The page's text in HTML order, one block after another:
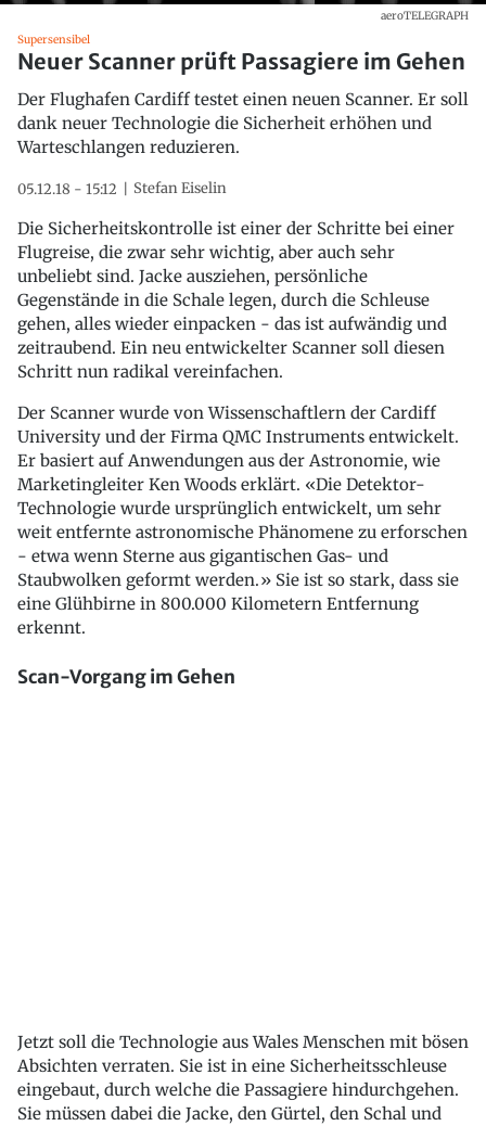
aeroTELEGRAPH
Supersensibel
Neuer Scanner prüft Passagiere im Gehen
Der Flughafen Cardiff testet einen neuen Scanner. Er soll
dank neuer Technologie die Sicherheit erhöhen und
Warteschlangen reduzieren.
05.12.18 - 15:12 Stefan Eiselin
Die Sicherheitskontrolle ist einer der Schritte bei einer
Flugreise, die zwar sehr wichtig, aber auch sehr
unbeliebt sind. Jacke ausziehen, persönliche
Gegenstände in die Schale legen, durch die Schleuse
gehen, alles wieder einpacken - das ist aufwändig und
zeitraubend. Ein neu entwickelter Scanner soll diesen
Schritt nun radikal vereinfachen.
Der Scanner wurde von Wissenschaftlern der Cardiff
University und der Firma QMC Instruments entwickelt.
Er basiert auf Anwendungen aus der Astronomie, wie
Marketingleiter Ken Woods erklärt. «Die Detektor-
Technologie wurde ursprünglich entwickelt, um sehr
weit entfernte astronomische Phänomene zu erforschen
- etwa wenn Sterne aus gigantischen Gas- und
Staubwolken geformt werden.» Sie ist so stark, dass sie
eine Glühbirne in 800.000 Kilometern Entfernung
erkennt.
Scan-Vorgang im Gehen
Jetzt soll die Technologie aus Wales Menschen mit bösen
Absichten verraten. Sie ist in eine Sicherheitsschleuse
eingebaut, durch welche die Passagiere hindurchgehen.
Sie müssen dabei die Jacke, den Gürtel, den Schal und